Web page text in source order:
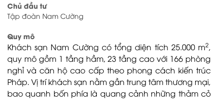
Chủ đầu tư
Tập đoàn Nam Cường
Quy mô
Khách sạn Nam Cường cótổng diện tích 25.000 m2,
quy mô gồm 1 tầng hầm, 23 tầng cao với 166 phòng
nghỉ và căn hộ cao cấp theo phong cách kiến trúc
Pháp. Vị trí khách sạn nằm gần trung tâm thương mại,
bao quanh bốn phía là quang cảnh những thảm cỏ